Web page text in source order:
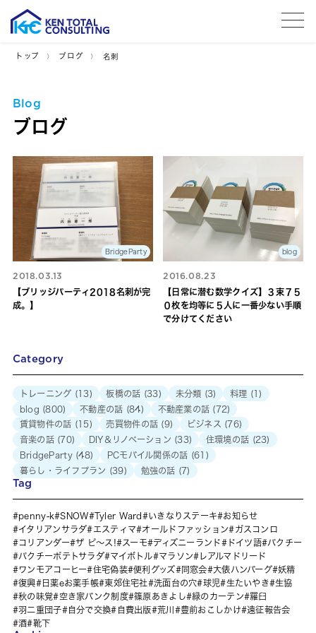
トップ ブログ 名刺
Blog
ブログ
BridgeParty
2018.03.13
【ブリッジパーティ2018名刺が完
成。】
blog
2016.08.23
【日常に潜む数学クイズ】３束７５
０枚を均等に５人に一番少ない手順
で分けてください
Category
トレーニング (13) 板橋の話 (33) 未分類 (3) 料理 (1)
blog (800) 不動産の話 (84) 不動産業の話 (72)
賃貸物件の話 (15) 売買物件の話 (9) ビジネス (76)
音楽の話(70) DIY＆リノベーション (33) 住環境の話 (23)
BridgeParty(48) PCモバイル関係の話 (61)
暮らし・ライフプラン (39) 勉強の話 (7)
Tag
penny-k SNOW Tyler Ward いきなりステーキ
お知らせ
イタリアンサラダ
エスティマ オールドファッション
ガスコンロ
コリアンダー
ザ ピ〜ス! スーモ ディズニーランド ドイツ語
パクチー
パクチーポテトサラダ
マイボトル マラソン
レアルマドリード
ワンモアコーヒー
住宅偽装 便利グッズ 同窓会 大俵ハンバーグ
妖精
復興
日薬eお薬手帳 東郊住宅社 洗面台の穴 球児 生たいやき
生協
秋の味覚
空き家バンク制度 篠原あきよし 緑のカーテン
羅臼
羽二重団子
自分で交換 自費出版 荒川 豊前おこしかけ
遠征報告会
酒
靴下